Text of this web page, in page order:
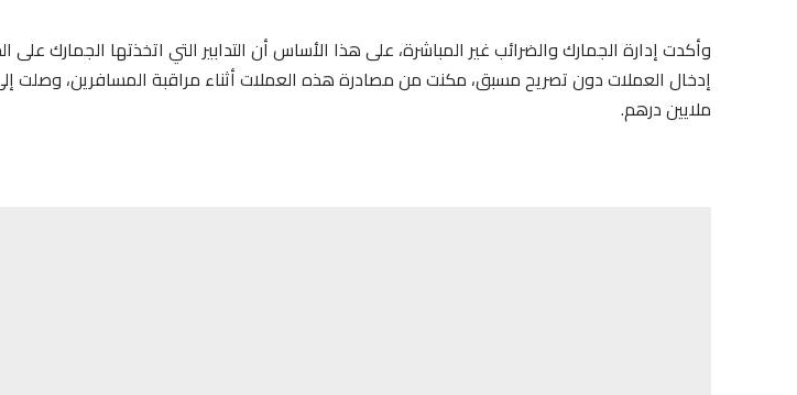
وأكدت إدارة الجمارك والضرائب غير المباشرة، على هذا الأساس أن التدابير التي اتخذتها الجمارك
ملايين درهم.